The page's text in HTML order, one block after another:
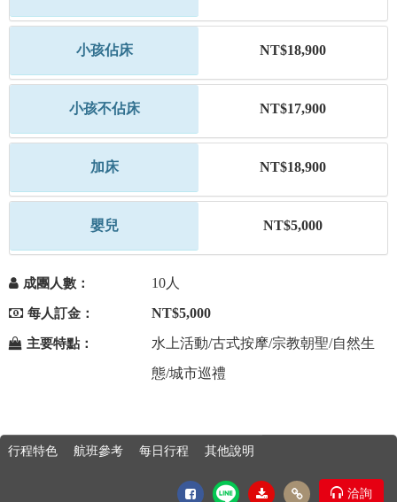
小孩佔床 NT$18,900
小孩不佔床 NT$17,900
加床 NT$18,900
嬰兒 NT$5,000
成團人數： 10人
每人訂金： NT$5,000
主要特點：
水上活動/古式按摩/宗教朝聖/自然生
態/城市巡禮
行程特色 航班參考 每日行程 其他說明
洽詢